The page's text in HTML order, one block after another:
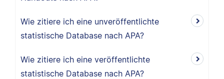
Wie zitiere ich eine unveröffentlichte
statistische Database nach APA?
Wie zitiere ich eine veröffentlichte
statistische Database nach APA?